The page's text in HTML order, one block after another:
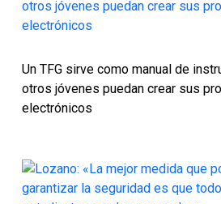
Un TFG sirve como manual de
otros jóvenes puedan crear sus
electrónicos